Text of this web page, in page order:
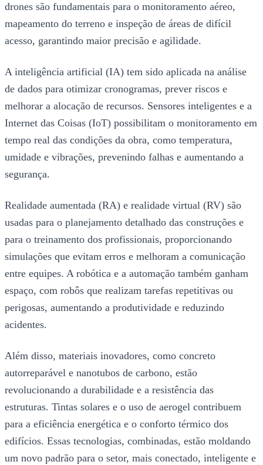
drones são fundamentais para o monitoramento aéreo,
mapeamento do terreno e inspeção de áreas de difícil
acesso, garantindo maior precisão e agilidade.
A inteligência artificial (IA) tem sido aplicada na análise
de dados para otimizar cronogramas, prever riscos e
melhorar a alocação de recursos. Sensores inteligentes e a
Internet das Coisas (IoT) possibilitam o monitoramento em
tempo real das condições da obra, como temperatura,
umidade e vibrações, prevenindo falhas e aumentando a
segurança.
Realidade aumentada (RA) e realidade virtual (RV) são
usadas para o planejamento detalhado das construções e
para o treinamento dos profissionais, proporcionando
simulações que evitam erros e melhoram a comunicação
entre equipes. A robótica e a automação também ganham
espaço, com robôs que realizam tarefas repetitivas ou
perigosas, aumentando a produtividade e reduzindo
acidentes.
Além disso, materiais inovadores, como concreto
autorreparável e nanotubos de carbono, estão
revolucionando a durabilidade e a resistência das
estruturas. Tintas solares e o uso de aerogel contribuem
para a eficiência energética e o conforto térmico dos
edifícios. Essas tecnologias, combinadas, estão moldando
um novo padrão para o setor, mais conectado, inteligente e